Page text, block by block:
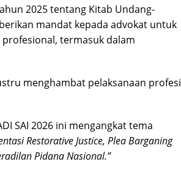
2025 tentang Kitab Undang-
mandat kepada advokat untuk
termasuk dalam
menghambat pelaksanaan profesi
SAI 2026 ini mengangkat tema
Restorative Justice, Plea Barganing
Pidana Nasional.”